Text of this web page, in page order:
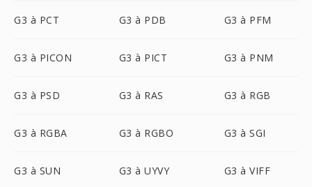
G3 à PCT G3 à PDB G3 à PFM
G3 à PICON G3 à PICT G3 à PNM
G3 à PSD G3 à RAS G3 à RGB
G3 à RGBA G3 à RGBO G3 à SGI
G3 à SUN G3 à UYVY G3 à VIFF